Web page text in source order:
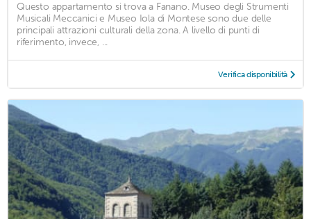
Questo appartamento si trova a Fanano. Museo degli Strumenti
Musicali Meccanici e Museo Iola di Montese sono due delle
principali attrazioni culturali della zona. A livello di punti di
riferimento, invece, ...
Verifica disponibilità